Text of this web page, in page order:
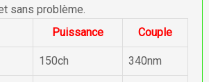
sans problème.
Puissance Couple
150ch 340nm